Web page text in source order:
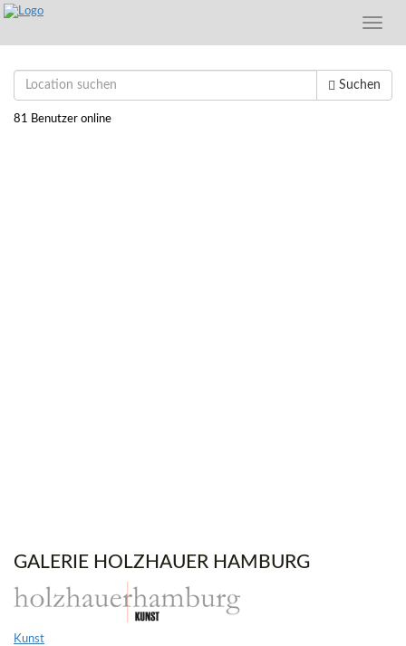
Toggle
Suchen
81 Benutzer online
GALERIE HOLZHAUER HAMBURG
Kunst